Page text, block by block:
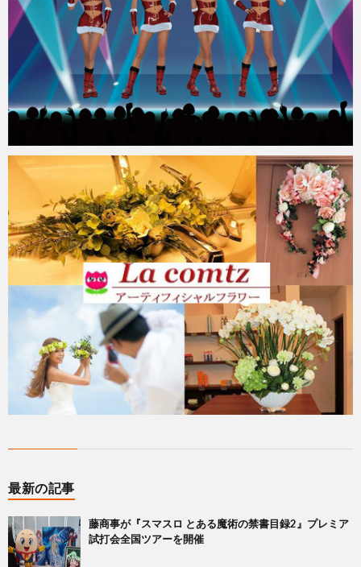
最新の記事
藤商事が『スマスロ とある魔術の禁書目録2』プレミア
試打会全国ツアーを開催